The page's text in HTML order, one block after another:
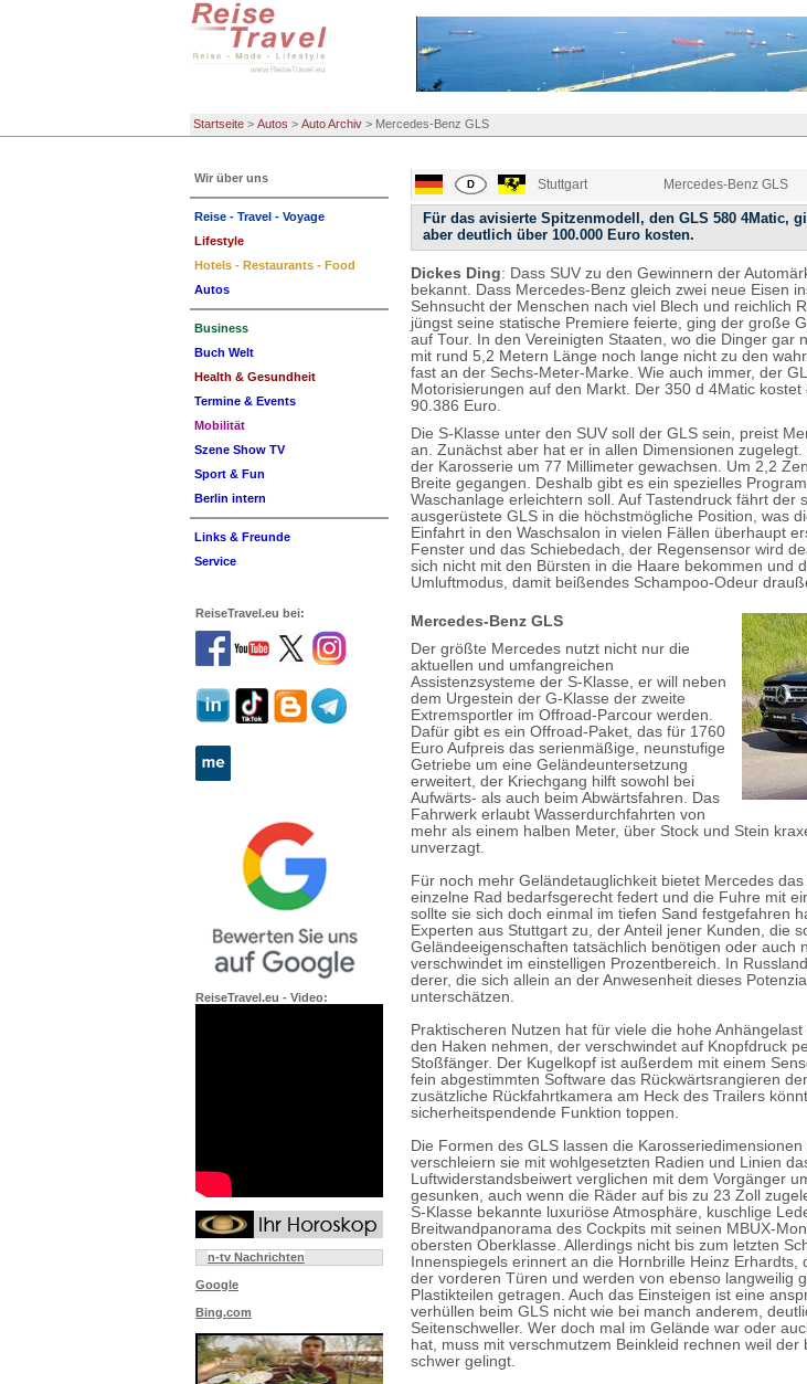
Startseite > Autos > Auto Archiv > Mercedes-Benz GLS
Stuttgart Mercedes-Benz GLS
Für das avisierte Spitzenmodell, den GLS 580 4Matic,
aber deutlich über 100.000 Euro kosten.
Dickes Ding: Dass SUV zu den Gewinnern der
bekannt. Dass Mercedes-Benz gleich zwei neue Eisen
Sehnsucht der Menschen nach viel Blech und reichlich
jüngst seine statische Premiere feierte, ging der große
auf Tour. In den Vereinigten Staaten, wo die Dinger gar
mit rund 5,2 Metern Länge noch lange nicht zu den
fast an der Sechs-Meter-Marke. Wie auch immer, der
Motorisierungen auf den Markt. Der 350 d 4Matic
90.386 Euro.
Die S-Klasse unter den SUV soll der GLS sein, preist
an. Zunächst aber hat er in allen Dimensionen
der Karosserie um 77 Millimeter gewachsen. Um 2,2
Breite gegangen. Deshalb gibt es ein spezielles
Waschanlage erleichtern soll. Auf Tastendruck fährt der
ausgerüstete GLS in die höchstmögliche Position, was
Einfahrt in den Waschsalon in vielen Fällen überhaupt
Fenster und das Schiebedach, der Regensensor wird
sich nicht mit den Bürsten in die Haare bekommen und
Umluftmodus, damit beißendes Schampoo-Odeur
Mercedes-Benz GLS
Der größte Mercedes nutzt nicht nur die
aktuellen und umfangreichen
Assistenzsysteme der S-Klasse, er will neben
dem Urgestein der G-Klasse der zweite
Extremsportler im Offroad-Parcour werden.
Dafür gibt es ein Offroad-Paket, das für 1760
Euro Aufpreis das serienmäßige, neunstufige
Getriebe um eine Geländeuntersetzung
erweitert, der Kriechgang hilft sowohl bei
Aufwärts- als auch beim Abwärtsfahren. Das
Fahrwerk erlaubt Wasserdurchfahrten von
mehr als einem halben Meter, über Stock und Stein
unverzagt.
Für noch mehr Geländetauglichkeit bietet Mercedes
einzelne Rad bedarfsgerecht federt und die Fuhre mit
sollte sie sich doch einmal im tiefen Sand festgefahren
Experten aus Stuttgart zu, der Anteil jener Kunden, die
Geländeeigenschaften tatsächlich benötigen oder auch
verschwindet im einstelligen Prozentbereich. In
derer, die sich allein an der Anwesenheit dieses
unterschätzen.
Praktischeren Nutzen hat für viele die hohe
den Haken nehmen, der verschwindet auf Knopfdruck
Stoßfänger. Der Kugelkopf ist außerdem mit einem
fein abgestimmten Software das Rückwärtsrangieren
zusätzliche Rückfahrtkamera am Heck des Trailers
sicherheitspendende Funktion toppen.
Die Formen des GLS lassen die
verschleiern sie mit wohlgesetzten Radien und Linien
Luftwiderstandsbeiwert verglichen mit dem Vorgänger
gesunken, auch wenn die Räder auf bis zu 23 Zoll
S-Klasse bekannte luxuriöse Atmosphäre, kuschlige
Breitwandpanorama des Cockpits mit seinen MBUX-
obersten Oberklasse. Allerdings nicht bis zum letzten
Innenspiegels erinnert an die Hornbrille Heinz
der vorderen Türen und werden von ebenso langweilig
Plastikteilen getragen. Auch das Einsteigen ist eine
verhüllen beim GLS nicht wie bei manch anderem,
Seitenschweller. Wer doch mal im Gelände war oder
hat, muss mit verschmutzem Beinkleid rechnen weil
schwer gelingt.
Wir über uns
Reise - Travel - Voyage
Lifestyle
Hotels - Restaurants - Food
Autos
Business
Buch Welt
Health & Gesundheit
Termine & Events
Mobilität
Szene Show TV
Sport & Fun
Berlin intern
Links & Freunde
Service
ReiseTravel.eu bei:
ReiseTravel.eu - Video:
n-tv Nachrichten
Google
Bing.com